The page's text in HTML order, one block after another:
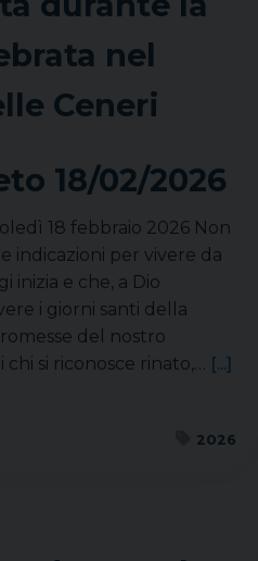
nel
Ceneri
18/02/2026
18 febbraio 2026 Non
indicazioni per vivere da
inizia e che, a Dio
i giorni santi della
del nostro
chi si riconosce rinato,… [...]
2026